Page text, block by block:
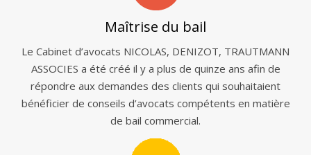
Maîtrise du bail
Le Cabinet d’avocats NICOLAS, DENIZOT, TRAUTMANN
ASSOCIES a été créé il y a plus de quinze ans afin de
répondre aux demandes des clients qui souhaitaient
bénéficier de conseils d’avocats compétents en matière
de bail commercial.